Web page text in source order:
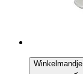
Winkelmandje